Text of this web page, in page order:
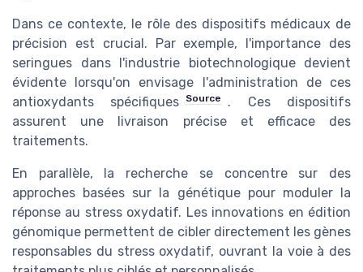
Dans ce contexte, le rôle des dispositifs médicaux de
précision est crucial. Par exemple, l'importance des
seringues dans l'industrie biotechnologique devient
évidente lorsqu'on envisage l'administration de ces
antioxydants spécifiques
Source
. Ces dispositifs
assurent une livraison précise et efficace des
traitements.
En parallèle, la recherche se concentre sur des
approches basées sur la génétique pour moduler la
réponse au stress oxydatif. Les innovations en édition
génomique permettent de cibler directement les gènes
responsables du stress oxydatif, ouvrant la voie à des